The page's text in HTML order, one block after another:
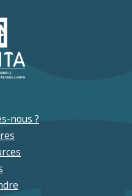
nous ?